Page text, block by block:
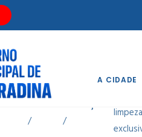
A CIDADE
/
Licitação
/